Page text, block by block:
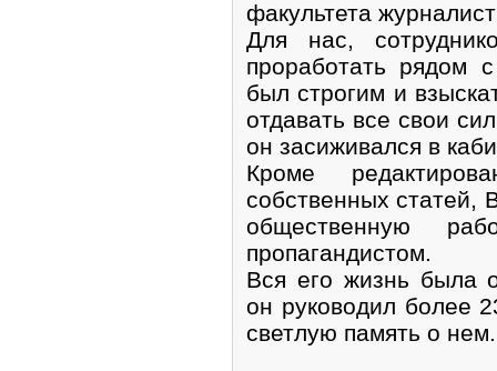
факультета
Для нас,
проработать рядом
был строгим и
отдавать все свои
он засиживался в
Кроме
собственных статей,
общественную
пропагандистом.
Вся его жизнь была
он руководил более
светлую память о нем.